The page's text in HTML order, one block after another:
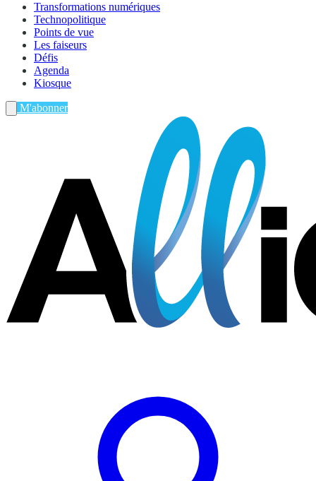
Transformations numériques
Technopolitique
Points de vue
Les faiseurs
Défis
Agenda
Kiosque
M'abonner